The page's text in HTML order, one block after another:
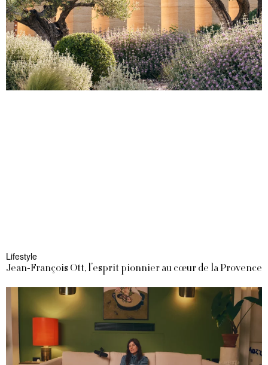
Lifestyle
Jean-François Ott, l’esprit pionnier au cœur de la Provence